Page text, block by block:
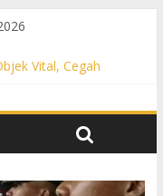
Vital, Cegah
Kamtibmas
Cegah 3C hingga
hingga